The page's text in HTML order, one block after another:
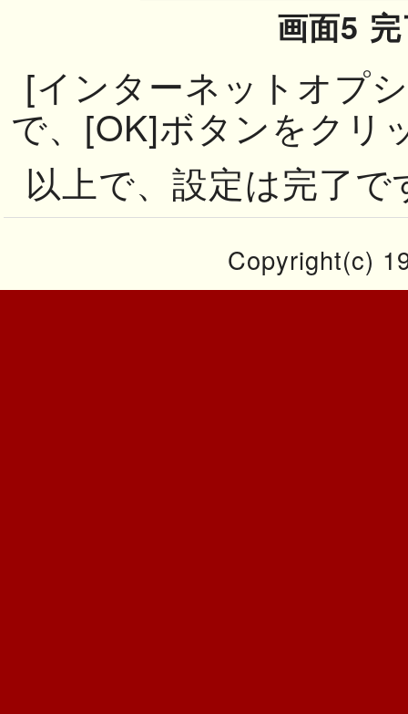
画面5
[インターネットオプ
で、[OK]ボタンをクリ
以上で、設定は完了で
Copyright(c)